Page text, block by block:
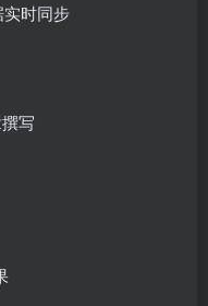
实时同步
写